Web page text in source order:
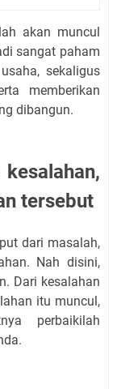
akan muncul
sangat paham
sekaligus
memberikan
dibangun.
tersebut
dari masalah,
Nah disini,
Dari kesalahan
itu muncul,
perbaikilah